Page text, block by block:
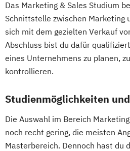
Das Marketing & Sales Studium
Schnittstelle zwischen Marketing
sich mit dem gezielten Verkauf
Abschluss bist du dafür
eines Unternehmens zu planen,
kontrollieren.
Studienmöglichkeiten
Die Auswahl im Bereich
noch recht gering, die meisten
Masterbereich. Dennoch hast du